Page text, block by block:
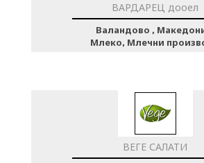
ВАРДАРЕЦ дооел
Валандово ,
Млеко, Млечни
ВЕГЕ САЛАТИ